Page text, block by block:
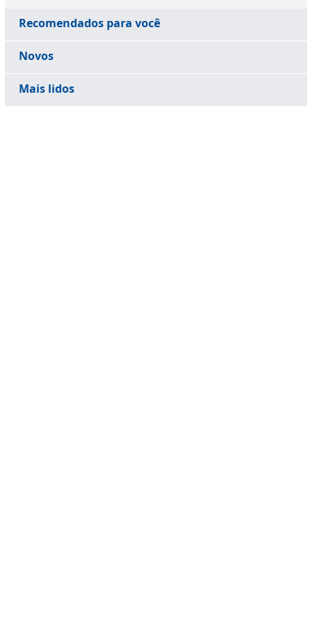
Recomendados para você
Novos
Mais lidos